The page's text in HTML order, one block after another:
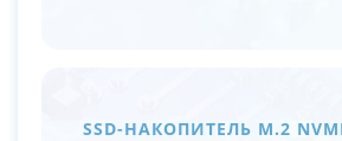
SSD-НАКОПИТЕЛЬ M.2